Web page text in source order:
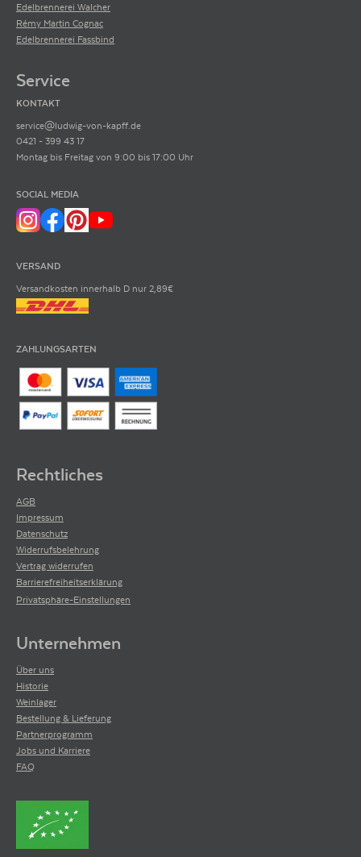
Edelbrennerei Walcher
Rémy Martin Cognac
Edelbrennerei Fassbind
Service
KONTAKT
service@ludwig-von-kapff.de
0421 - 399 43 17
Montag bis Freitag von 9:00 bis 17:00 Uhr
SOCIAL MEDIA
VERSAND
Versandkosten innerhalb D nur 2,89€
ZAHLUNGSARTEN
Rechtliches
AGB
Impressum
Datenschutz
Widerrufsbelehrung
Vertrag widerrufen
Barrierefreiheitserklärung
Privatsphäre-Einstellungen
Unternehmen
Über uns
Historie
Weinlager
Bestellung & Lieferung
Partnerprogramm
Jobs und Karriere
FAQ